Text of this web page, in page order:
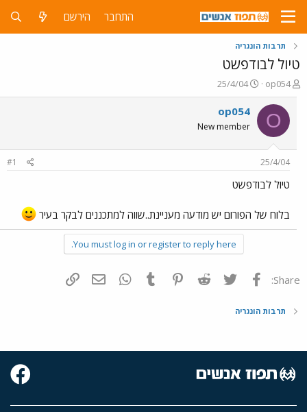
התחבר הירשם
תרבות הונגריה
טיול לבודפשט
פ
ו
ת
ח
ה
ש
א
op054
פ
ו
ר
ם
ר
25/4/04
O
op054
New member
25/4/04
#1
טיול לבודפשט
בלוח של הפורום יש מודעה מעניינת..שווה למתכננים לבקר בעיר
You must log in or register to reply here.
Share: פייסבוק Twitter
Reddit
Pinterest
Tumblr
WhatsAppדואר אלקטרוני
תרבות הונגריה